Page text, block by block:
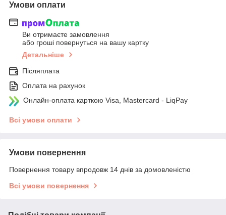
Умови оплати
Ви отримаєте замовлення
або гроші повернуться на вашу картку
Детальніше
Післяплата
Оплата на рахунок
Онлайн-оплата карткою Visa, Mastercard - LiqPay
Всі умови оплати
Умови повернення
Повернення товару впродовж 14 днів за домовленістю
Всі умови повернення